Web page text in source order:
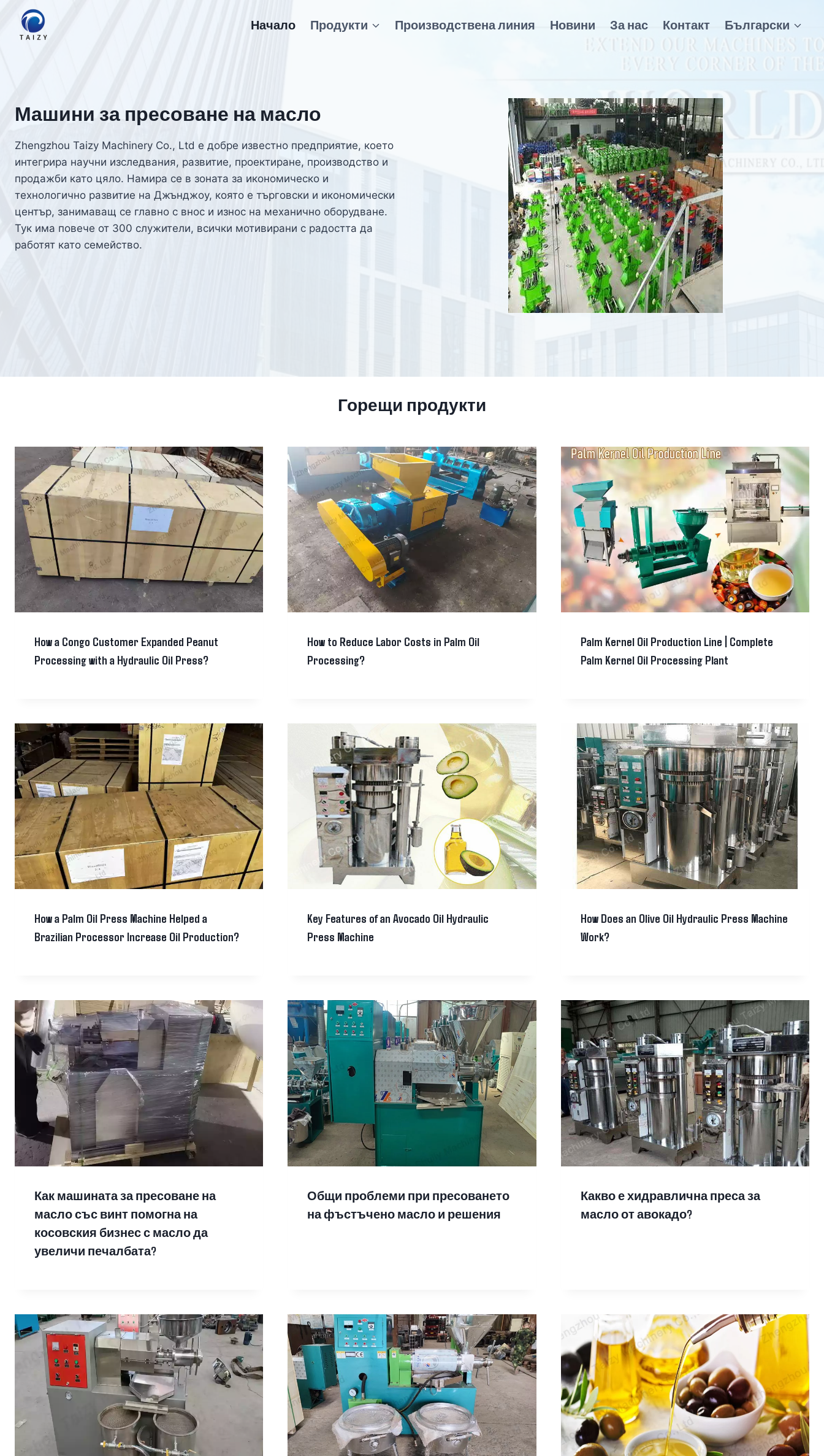
съдържанието
Начало Продукти Производствена линия Новини За нас Контакт Български
Машини за пресоване на масло
Zhengzhou Taizy Machinery Co., Ltd е добре известно предприятие, което
интегрира научни изследвания, развитие, проектиране, производство и
продажби като цяло. Намира се в зоната за икономическо и
технологично развитие на Джънджоу, която е търговски и икономически
център, занимаващ се главно с внос и износ на механично оборудване.
Тук има повече от 300 служители, всички мотивирани с радостта да
работят като семейство.
Горещи продукти
How a Congo Customer Expanded Peanut
Processing with a Hydraulic Oil Press?
How to Reduce Labor Costs in Palm Oil
Processing?
Palm Kernel Oil Production Line | Complete
Palm Kernel Oil Processing Plant
How a Palm Oil Press Machine Helped a
Brazilian Processor Increase Oil Production?
Key Features of an Avocado Oil Hydraulic
Press Machine
How Does an Olive Oil Hydraulic Press Machine
Work?
Как машината за пресоване на
масло със винт помогна на
косовския бизнес с масло да
увеличи печалбата?
Общи проблеми при пресоването
на фъстъчено масло и решения
Какво е хидравлична преса за
масло от авокадо?